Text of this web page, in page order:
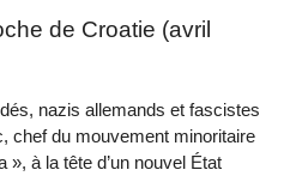
de Croatie (avril
nazis allemands et fascistes
chef du mouvement minoritaire
à la tête d’un nouvel État